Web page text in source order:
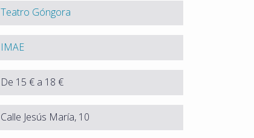
Teatro Góngora
IMAE
De 15 € a 18 €
Calle Jesús María, 10